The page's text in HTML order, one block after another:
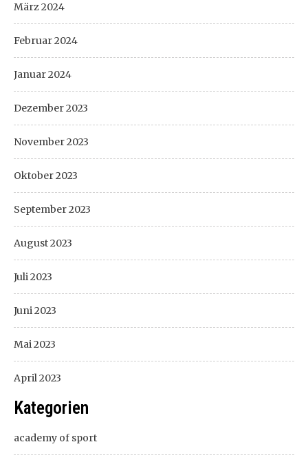
März 2024
Februar 2024
Januar 2024
Dezember 2023
November 2023
Oktober 2023
September 2023
August 2023
Juli 2023
Juni 2023
Mai 2023
April 2023
Kategorien
academy of sport